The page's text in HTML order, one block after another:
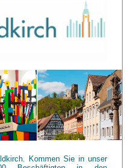
Kommen Sie in unser